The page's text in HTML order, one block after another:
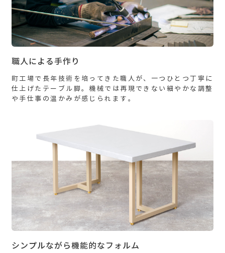
職人による手作り
町工場で長年技術を培ってきた職人が、一つひとつ丁寧に
仕上げたテーブル脚。機械では再現できない細やかな調整
や手仕事の温かみが感じられます。
シンプルながら機能的なフォルム